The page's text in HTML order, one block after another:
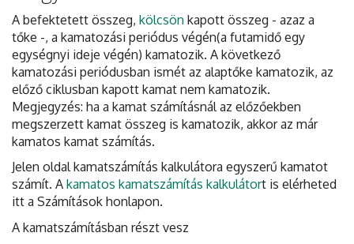
A befektetett összeg, kölcsön kapott összeg - azaz a
tőke -, a kamatozási periódus végén(a futamidő egy
egységnyi ideje végén) kamatozik. A következő
kamatozási periódusban ismét az alaptőke kamatozik, az
előző ciklusban kapott kamat nem kamatozik.
Megjegyzés: ha a kamat számításnál az előzőekben
megszerzett kamat összeg is kamatozik, akkor az már
kamatos kamat számítás.
Jelen oldal kamatszámítás kalkulátora egyszerű kamatot
számít. A kamatos kamatszámítás kalkulátort is elérheted
itt a Számítások honlapon.
A kamatszámításban részt vesz